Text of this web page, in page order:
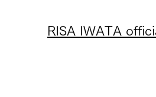
RISA IWATA